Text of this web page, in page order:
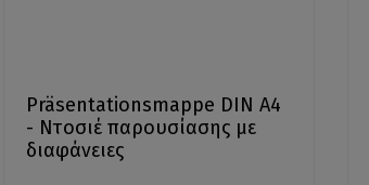
Präsentationsmappe DIN A4
- Ντοσιέ παρουσίασης με
διαφάνειες